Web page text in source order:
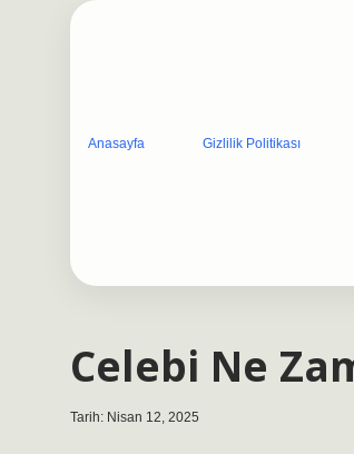
Anasayfa Gizlilik Politikası
Celebi Ne
Tarih: Nisan 12, 2025